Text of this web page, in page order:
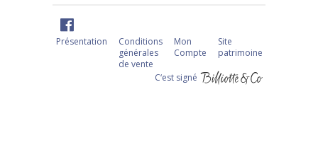
Présentation
Conditions
générales
de vente
Mon
Compte
Site
patrimoine
C‘est signé